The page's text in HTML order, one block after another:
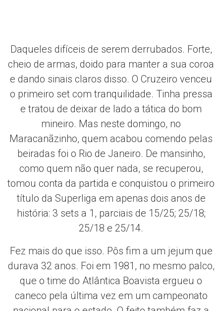
Daqueles difíceis de serem derrubados. Forte,
cheio de armas, doido para manter a sua coroa
e dando sinais claros disso. O Cruzeiro venceu
o primeiro set com tranquilidade. Tinha pressa
e tratou de deixar de lado a tática do bom
mineiro. Mas neste domingo, no
Maracanãzinho, quem acabou comendo pelas
beiradas foi o Rio de Janeiro. De mansinho,
como quem não quer nada, se recuperou,
tomou conta da partida e conquistou o primeiro
título da Superliga em apenas dois anos de
história: 3 sets a 1, parciais de 15/25; 25/18;
25/18 e 25/14.
Fez mais do que isso. Pôs fim a um jejum que
durava 32 anos. Foi em 1981, no mesmo palco,
que o time do Atlântica Boavista ergueu o
caneco pela última vez em um campeonato